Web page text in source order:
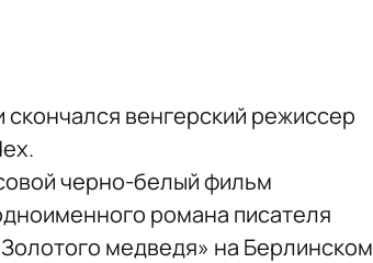
венгерский режиссер
черно-белый фильм
романа писателя
медведя» на Берлинском